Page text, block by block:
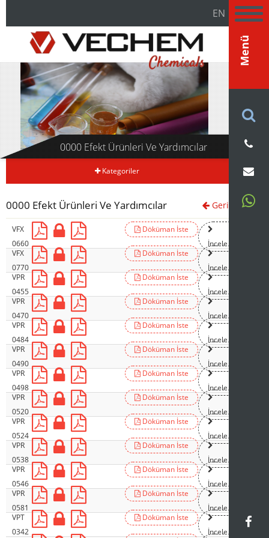
Menü
EN
0000 Efekt Ürünleri Ve Yardımcılar
Kategoriler
0000 Efekt Ürünleri Ve Yardımcılar Geri
VFX
0660
Döküman İste
İncele
VFX
0770
Döküman İste
İncele
VPR
0455
Döküman İste
İncele
VPR
0470
Döküman İste
İncele
VPR
0484
Döküman İste
İncele
VPR
0490
Döküman İste
İncele
VPR
0498
Döküman İste
İncele
VPR
0520
Döküman İste
İncele
VPR
0524
Döküman İste
İncele
VPR
0538
Döküman İste
İncele
VPR
0546
Döküman İste
İncele
VPR
0581
Döküman İste
İncele
VPT
0342
Döküman İste
İncele